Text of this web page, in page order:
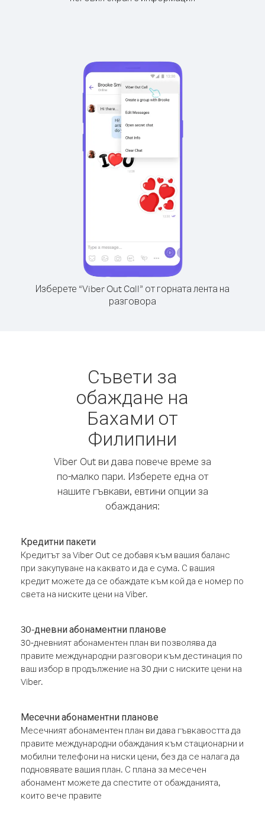
Изберете “Viber Out Call” от горната лента на
разговора
Съвети за
обаждане на
Бахами от
Филипини
Viber Out ви дава повече време за
по-малко пари. Изберете една от
нашите гъвкави, евтини опции за
обаждания:
Кредитни пакети
Кредитът за Viber Out се добавя към вашия баланс
при закупуване на каквато и да е сума. С вашия
кредит можете да се обаждате към кой да е номер по
света на ниските цени на Viber.
30-дневни абонаментни планове
30-дневният абонаментен план ви позволява да
правите международни разговори към дестинация по
ваш избор в продължение на 30 дни с ниските цени на
Viber.
Месечни абонаментни планове
Месечният абонаментен план ви дава гъвкавостта да
правите международни обаждания към стационарни и
мобилни телефони на ниски цени, без да се налага да
подновявате вашия план. С плана за месечен
абонамент можете да спестите от обажданията,
които вече правите